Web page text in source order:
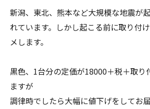
新潟、東北、熊本など大規模な地震が
れています。しかし起こる前に取り付
メします。
黒色、1台分の定価が18000＋税＋取り
ますが
調律時でしたら大幅に値下げをしてお